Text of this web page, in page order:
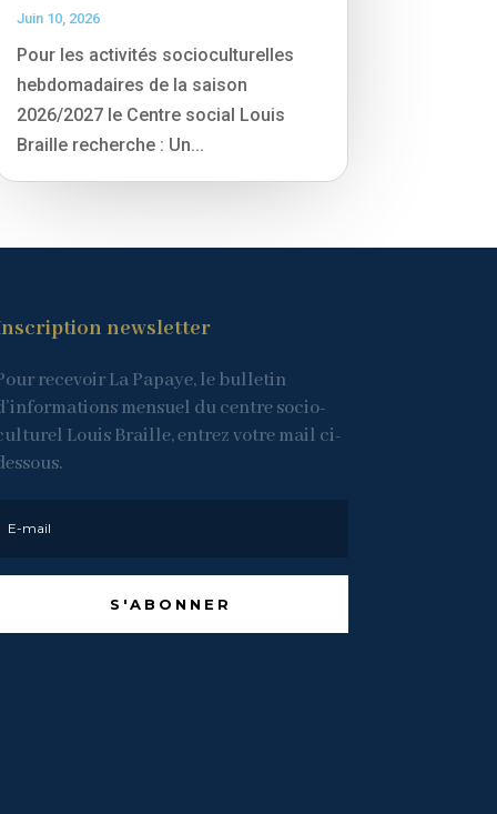
Juin 10, 2026
Pour les activités socioculturelles
hebdomadaires de la saison
2026/2027 le Centre social Louis
Braille recherche : Un...
newsletter
recevoir La Papaye, le bulletin
mensuel du centre socio-
Louis Braille, entrez votre mail ci-
S'ABONNER